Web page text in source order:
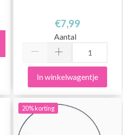
€7,99
Aantal
In winkelwagentje
20% korting